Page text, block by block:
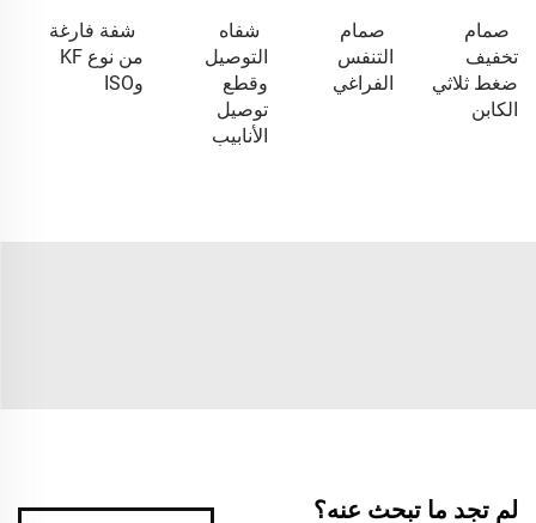
صمام
تخفيف
ضغط ثلاثي
الكابن
صمام
التنفس
الفراغي
شفاه
التوصيل
وقطع
توصيل
الأنابيب
شفة فارغة
من نوع KF
وISO
لم تجد ما تبحث عنه؟